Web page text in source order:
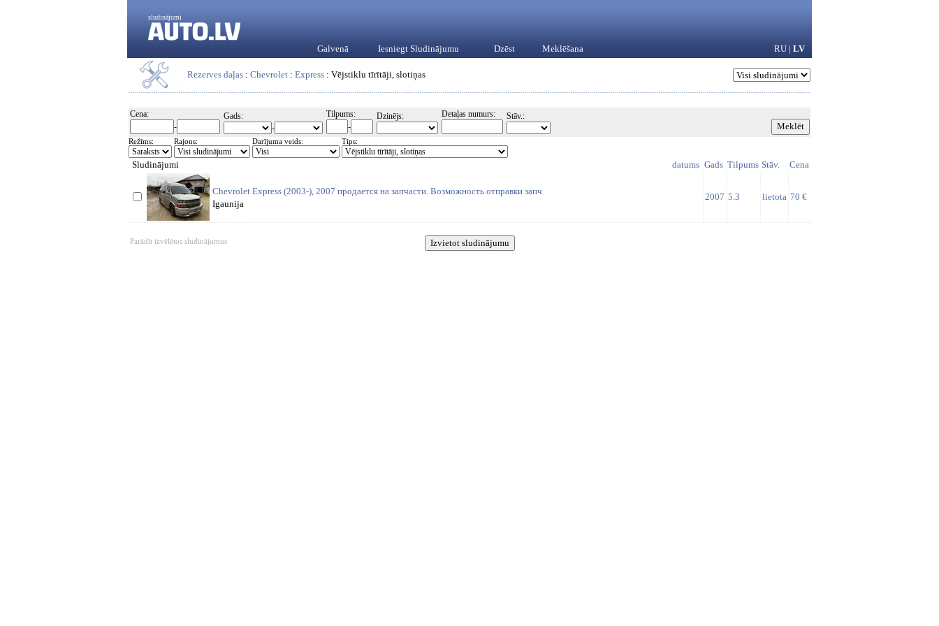
sludinājumi
Galvenā Iesniegt Sludinājumu Dzēst Meklēšana RU | LV
Rezerves daļas : Chevrolet : Express : Vējstiklu tīrītāji, slotiņas
Cena:
-
Gads:
-
Tilpums:
-
Dzinējs: Detaļas numurs: Stāv.:
Režīms: Rajons: Darījuma veids: Tips:
Sludinājumi datums Gads Tilpums Stāv. Cena
Chevrolet Express (2003-), 2007 продается на запчасти. Возможность отправки запч
Igaunija
2007 5.3 lietota 70 €
Parādīt izvēlētos sludinājumus